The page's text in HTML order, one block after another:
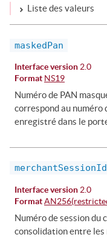
Liste des valeurs
maskedPan
Interface version 2.0
Format NS19
Numéro de PAN
correspond au numéro
enregistré dans le
merchantSessionId
Interface version 2.0
Format
Numéro de session du
consolidation entre les